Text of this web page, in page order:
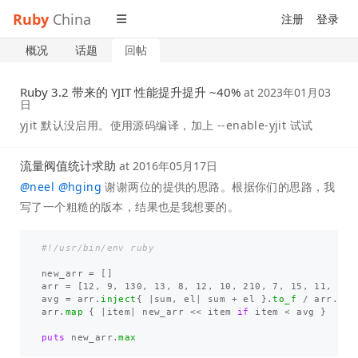
Ruby China 注册 登录
概况 话题 回帖
Ruby 3.2 带来的 YJIT 性能提升提升 ~40% at 2023年01月03
日
yjit 默认没启用。使用源码编译，加上 --enable-yjit 试试
流量阀值统计求助 at 2016年05月17日
@neel @hging 谢谢两位的提供的思路。根据你们的思路，我
写了一个粗糙的版本，结果也是我想要的。
#!/usr/bin/env ruby
new_arr =
[]
arr
= [ 12 , 9 , 130 , 13 , 8 , 12 , 10 , 210 , 7 , 15 , 11 ,
avg
= arr . inject { sum , el sum + el }.to_f / arr .
arr. map { item new_arr << item if item < avg }
puts new_arr.max